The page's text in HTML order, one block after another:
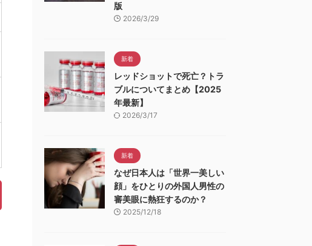
版
2026/3/29
新着
レッドショットで死亡？トラ
ブルについてまとめ【2025
年最新】
2026/3/17
新着
なぜ日本人は「世界一美しい
顔」をひとりの外国人男性の
審美眼に熱狂するのか？
2025/12/18